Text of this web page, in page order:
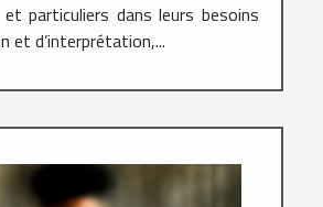
particuliers dans leurs besoins
et d’interprétation,...